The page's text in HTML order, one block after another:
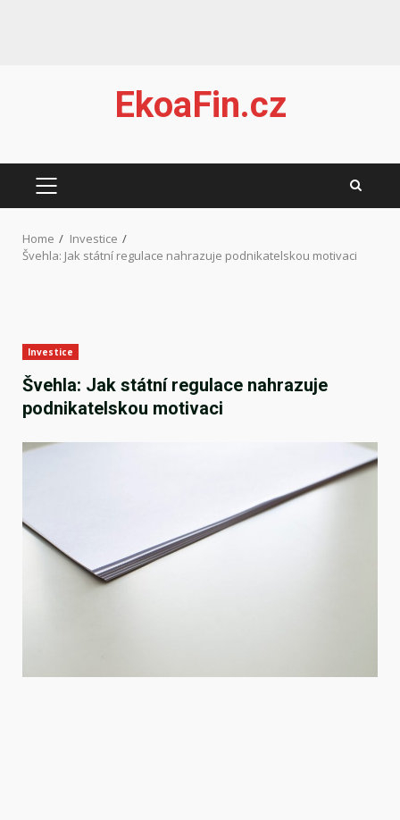
EkoaFin.cz
PRIMARY
Home
Investice
Švehla: Jak státní regulace nahrazuje podnikatelskou motivaci
Investice
Švehla: Jak státní regulace nahrazuje
podnikatelskou motivaci